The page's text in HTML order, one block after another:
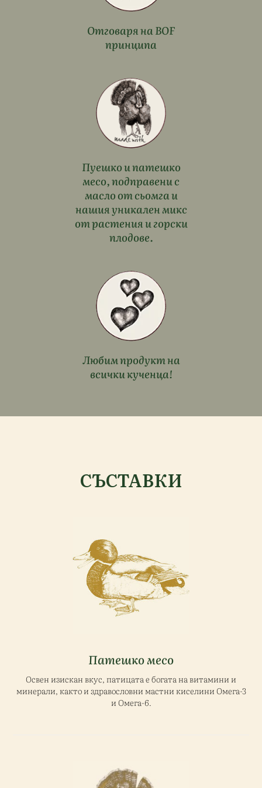
Отговаря на BOF
принципа
Пуешко и патешко
месо, подправени с
масло от сьомга и
нашия уникален микс
от растения и горски
плодове.
Любим продукт на
всички кученца!
СЪСТАВКИ
Патешко месо
Освен изискан вкус, патицата е богата на витамини и
минерали, както и здравословни мастни киселини Омега-3
и Омега-6.